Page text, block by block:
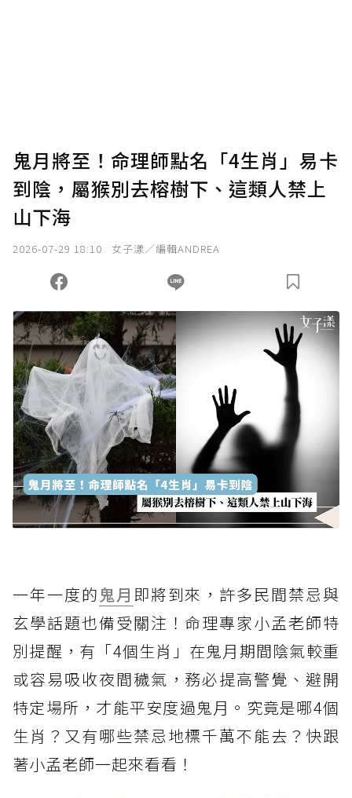
確認送出
您當前剩餘 U 利點數：0點；前往 購買點數
鬼月將至！命理師點名「4生肖」易卡
到陰，屬猴別去榕樹下、這類人禁上
山下海
2026-07-29 18:10 女子漾／編輯ANDREA
一年一度的鬼月 即將到來，許多民間禁忌與
玄學話題也備受關注！命理專家小孟老師特
別提醒，有「4個生肖」在鬼月期間陰氣較重
或容易吸收夜間穢氣，務必提高警覺、避開
特定場所，才能平安度過鬼月。究竟是哪4個
生肖？又有哪些禁忌地標千萬不能去？快跟
著小孟老師一起來看看！